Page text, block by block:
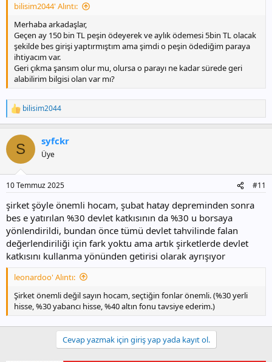
bilisim2044' Alıntı:
Merhaba arkadaşlar,
Geçen ay 150 bin TL peşin ödeyerek ve aylık ödemesi 5bin TL olacak
şekilde bes girişi yaptırmıştım ama şimdi o peşin ödediğim paraya
ihtiyacım var.
Geri çıkma şansım olur mu, olursa o parayı ne kadar sürede geri
alabilirim bilgisi olan var mı?
T
e
k
l
:
bilisim2044
S syfckr
Üye
10 Temmuz 2025 #11
şirket şöyle önemli hocam, şubat hatay depreminden sonra
bes e yatırılan %30 devlet katkısının da %30 u borsaya
yönlendirildi, bundan önce tümü devlet tahvilinde falan
değerlendiriliği için fark yoktu ama artık şirketlerde devlet
katkısını kullanma yönünden getirisi olarak ayrışıyor
leonardoo' Alıntı:
Şirket önemli değil sayın hocam, seçtiğin fonlar önemli. (%30 yerli
hisse, %30 yabancı hisse, %40 altın fonu tavsiye ederim.)
Cevap yazmak için giriş yap yada kayıt ol.